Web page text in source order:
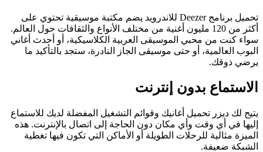
تحميل برنامج Deezer للاندرويد يضم مكتبة موسيقية تحتوي على
أكثر من 120 مليون أغنية من مختلف الأنواع والثقافات حول العالم.
سواء كنت من محبي الموسيقى العربية الكلاسيكية، أو أحدث أغاني
البوب العالمية، أو حتى موسيقى الجاز النادرة، ستجد بالتأكيد ما
يرضي ذوقك.
الاستماع بدون إنترنت
يتيح لك ديزر تحميل أغانيك وقوائم التشغيل المفضلة لديك للاستماع
إليها في أي وقت وأي مكان دون الحاجة إلى اتصال بالإنترنت. هذه
الميزة مثالية للرحلات الطويلة أو الأماكن التي تكون فيها تغطية
الشبكة ضعيفة.